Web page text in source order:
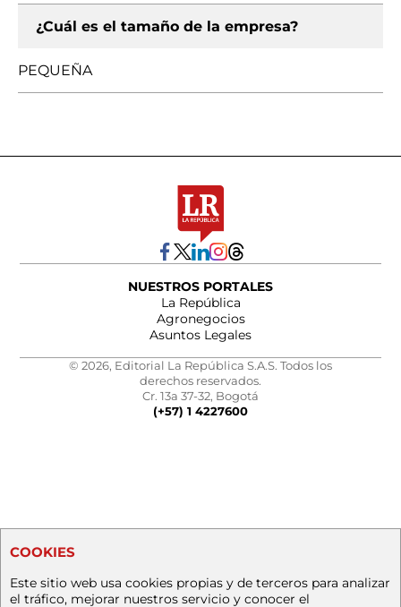
¿Cuál es el tamaño de la empresa?
PEQUEÑA
NUESTROS PORTALES
La República
Agronegocios
Asuntos Legales
© 2026, Editorial La República S.A.S. Todos los
derechos reservados.
Cr. 13a 37-32, Bogotá
(+57) 1 4227600
COOKIES
Este sitio web usa cookies propias y de terceros para analizar
el tráfico, mejorar nuestros servicio y conocer el